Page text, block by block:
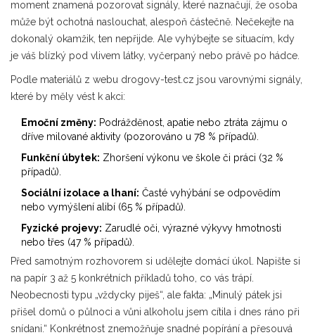
moment znamená pozorovat signály, které naznačují, že osoba
může být ochotná naslouchat, alespoň částečně. Nečekejte na
dokonalý okamžik, ten nepřijde. Ale vyhýbejte se situacím, kdy
je váš blízký pod vlivem látky, vyčerpaný nebo právě po hádce.
Podle materiálů z webu drogovy-test.cz jsou varovnými signály,
které by měly vést k akci:
Emoční změny: Podrážděnost, apatie nebo ztráta zájmu o
dříve milované aktivity (pozorováno u 78 % případů).
Funkční úbytek: Zhoršení výkonu ve škole či práci (32 %
případů).
Sociální izolace a lhaní: Časté vyhýbání se odpovědím
nebo vymýšlení alibí (65 % případů).
Fyzické projevy: Zarudlé oči, výrazné výkyvy hmotnosti
nebo třes (47 % případů).
Před samotným rozhovorem si udělejte domácí úkol. Napište si
na papír 3 až 5 konkrétních příkladů toho, co vás trápí.
Neobecnosti typu „vždycky piješ“, ale fakta: „Minulý pátek jsi
přišel domů o půlnoci a vůni alkoholu jsem cítila i dnes ráno při
snídani.“ Konkrétnost znemožňuje snadné popírání a přesouvá